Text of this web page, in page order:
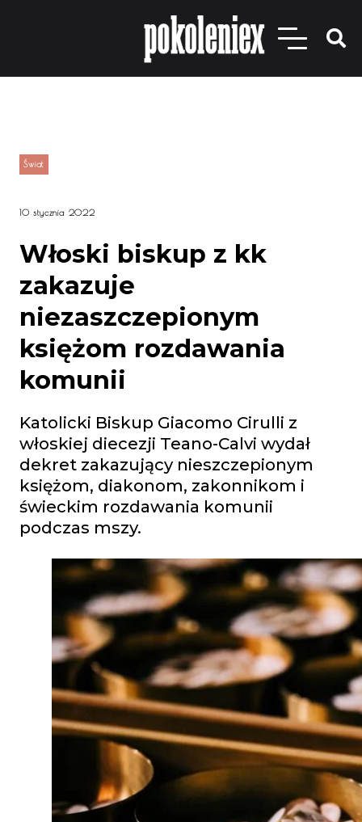
Świat
10 stycznia 2022
Włoski biskup z kk
zakazuje
niezaszczepionym
księżom rozdawania
komunii
Katolicki Biskup Giacomo Cirulli z
włoskiej diecezji Teano-Calvi wydał
dekret zakazujący nieszczepionym
księżom, diakonom, zakonnikom i
świeckim rozdawania komunii
podczas mszy.